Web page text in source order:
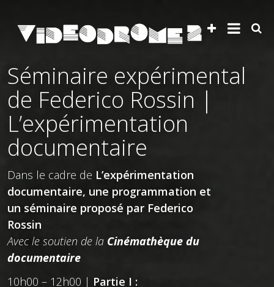
Séminaire expérimental
de Federico Rossin |
L’expérimentation
documentaire
Dans le cadre de L’expérimentation
documentaire, une programmation et
un séminaire proposé par Federico
Rossin
Avec le soutien de la Cinémathèque du
documentaire
10h00 – 12h00 | Partie I :